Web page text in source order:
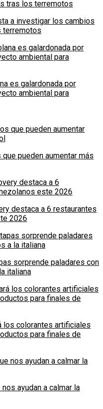
a investigar los cambios
terremotos
es galardonada por
ambiental para
pueden aumentar más
destaca a 6 restaurantes
2026
sorprende paladares con
italiana
los colorantes artificiales
para finales de
ayudan a calmar la